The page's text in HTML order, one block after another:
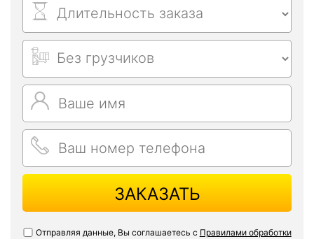
ЗАКАЗАТЬ
Отправляя данные, Вы соглашаетесь с Правилами обработки